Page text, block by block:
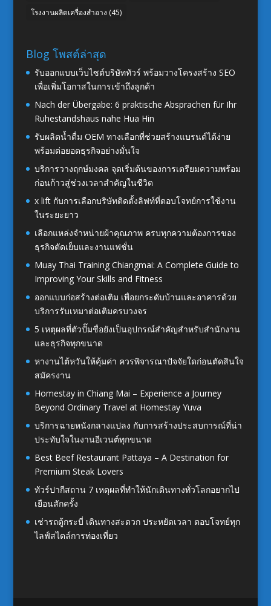
โรงงานผลิตเครื่องสำอาง (45)
Blog โพสต์ล่าสุด
รับออกแบบเว็บไซต์บริษัททัวร์ พร้อมวางโครงสร้าง SEO
เพื่อเพิ่มโอกาสในการเข้าถึงลูกค้า
Nach der Übergabe: 6 praktische Absprachen für Ihr
Ruhestandshaus nahe Hua Hin
รับผลิตน้ำดื่ม OEM ทางเลือกที่ช่วยสร้างแบรนด์ได้ง่าย
พร้อมต่อยอดธุรกิจอย่างมั่นใจ
บริการวางฤกษ์มงคล จุดเริ่มต้นของการเตรียมความพร้อม
ก่อนก้าวสู่ช่วงเวลาสำคัญในชีวิต
x lift กับการเลือกบริษัทติดตั้งลิฟท์ที่ตอบโจทย์การใช้งาน
ในระยะยาว
เลือกแหล่งจำหน่ายผ้าคุณภาพ ครบทุกความต้องการของ
ธุรกิจตัดเย็บและงานแฟชั่น
Muay Thai Training Chiangmai: A Complete Guide to
Improving Your Skills and Fitness
ออกแบบก่อสร้างต่อเติม เพื่อยกระดับบ้านและอาคารด้วย
บริการรับเหมาต่อเติมครบวงจร
5 เหตุผลที่ตัวปั๊มชื่อยังเป็นอุปกรณ์สำคัญสำหรับสำนักงาน
และธุรกิจทุกขนาด
หางานไต้หวันให้คุ้มค่า ควรพิจารณาปัจจัยใดก่อนตัดสินใจ
สมัครงาน
Homestay in Chiang Mai – Experience a Journey
Beyond Ordinary Travel at Homestay Yuva
บริการฉายหนังกลางแปลง กับการสร้างประสบการณ์ที่น่า
ประทับใจในงานอีเวนต์ทุกขนาด
Best Beef Restaurant Pattaya – A Destination for
Premium Steak Lovers
ทัวร์ปากีสถาน 7 เหตุผลที่ทำให้นักเดินทางทั่วโลกอยากไป
เยือนสักครั้ง
เช่ารถตู้กระบี่ เดินทางสะดวก ประหยัดเวลา ตอบโจทย์ทุก
ไลฟ์สไตล์การท่องเที่ยว